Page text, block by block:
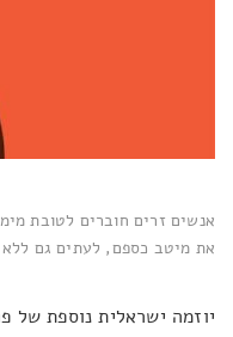
אנשים זרים חוברים לטובת
את מיטב כספם, לעתים גם
יוזמה ישראלית נוספת של